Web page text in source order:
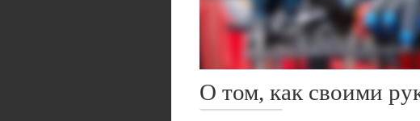
О том, как своими